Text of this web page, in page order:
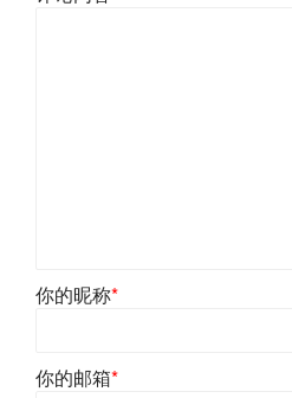
你的昵称*
你的邮箱*